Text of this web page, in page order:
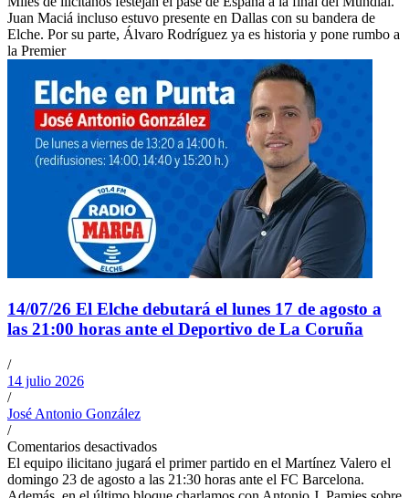
Juan Maciá incluso estuvo presente en Dallas con su bandera de
Elche. Por su parte, Álvaro Rodríguez ya es historia y pone rumbo a
la Premier
14/07/26 El Elche debutará el lunes 17 de agosto a
las 21:00 horas ante el Deportivo de La Coruña
/
14 julio 2026
/
José Antonio González
/
Comentarios desactivados
El equipo ilicitano jugará el primer partido en el Martínez Valero el
domingo 23 de agosto a las 21:30 horas ante el FC Barcelona.